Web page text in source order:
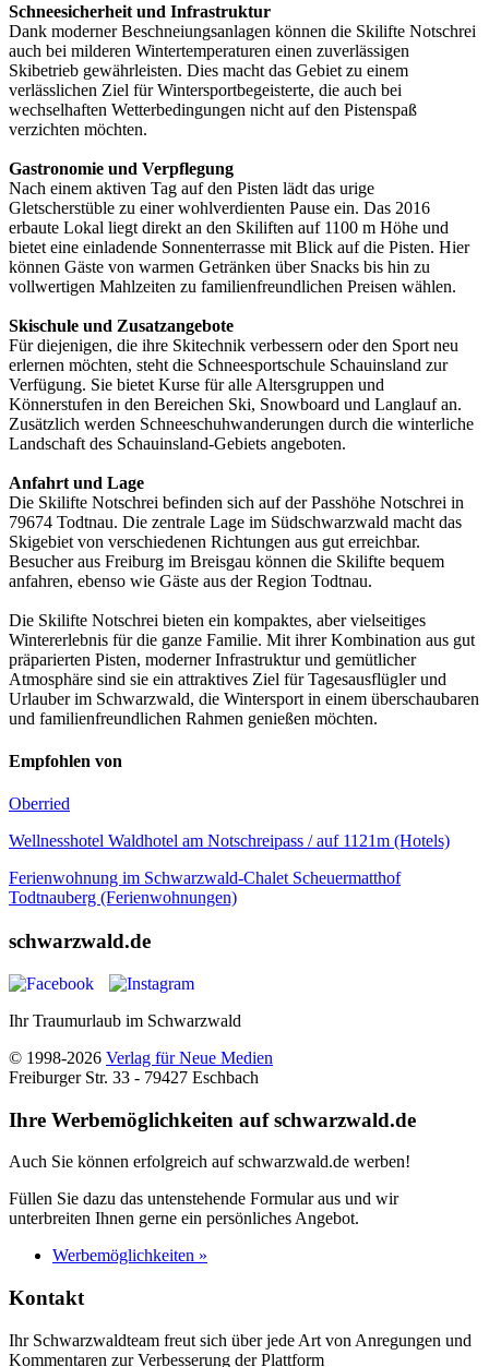
Schneesicherheit und Infrastruktur
Dank moderner Beschneiungsanlagen können die Skilifte Notschrei
auch bei milderen Wintertemperaturen einen zuverlässigen
Skibetrieb gewährleisten. Dies macht das Gebiet zu einem
verlässlichen Ziel für Wintersportbegeisterte, die auch bei
wechselhaften Wetterbedingungen nicht auf den Pistenspaß
verzichten möchten.
Gastronomie und Verpflegung
Nach einem aktiven Tag auf den Pisten lädt das urige
Gletscherstüble zu einer wohlverdienten Pause ein. Das 2016
erbaute Lokal liegt direkt an den Skiliften auf 1100 m Höhe und
bietet eine einladende Sonnenterrasse mit Blick auf die Pisten. Hier
können Gäste von warmen Getränken über Snacks bis hin zu
vollwertigen Mahlzeiten zu familienfreundlichen Preisen wählen.
Skischule und Zusatzangebote
Für diejenigen, die ihre Skitechnik verbessern oder den Sport neu
erlernen möchten, steht die Schneesportschule Schauinsland zur
Verfügung. Sie bietet Kurse für alle Altersgruppen und
Könnerstufen in den Bereichen Ski, Snowboard und Langlauf an.
Zusätzlich werden Schneeschuhwanderungen durch die winterliche
Landschaft des Schauinsland-Gebiets angeboten.
Anfahrt und Lage
Die Skilifte Notschrei befinden sich auf der Passhöhe Notschrei in
79674 Todtnau. Die zentrale Lage im Südschwarzwald macht das
Skigebiet von verschiedenen Richtungen aus gut erreichbar.
Besucher aus Freiburg im Breisgau können die Skilifte bequem
anfahren, ebenso wie Gäste aus der Region Todtnau.
Die Skilifte Notschrei bieten ein kompaktes, aber vielseitiges
Wintererlebnis für die ganze Familie. Mit ihrer Kombination aus gut
präparierten Pisten, moderner Infrastruktur und gemütlicher
Atmosphäre sind sie ein attraktives Ziel für Tagesausflügler und
Urlauber im Schwarzwald, die Wintersport in einem überschaubaren
und familienfreundlichen Rahmen genießen möchten.
Empfohlen von
Oberried
Wellnesshotel Waldhotel am Notschreipass / auf 1121m (Hotels)
Ferienwohnung im Schwarzwald-Chalet Scheuermatthof
Todtnauberg (Ferienwohnungen)
schwarzwald.de
Ihr Traumurlaub im Schwarzwald
© 1998-2026 Verlag für Neue Medien
Freiburger Str. 33 - 79427 Eschbach
Ihre Werbemöglichkeiten auf schwarzwald.de
Auch Sie können erfolgreich auf schwarzwald.de werben!
Füllen Sie dazu das untenstehende Formular aus und wir
unterbreiten Ihnen gerne ein persönliches Angebot.
Werbemöglichkeiten »
Kontakt
Ihr Schwarzwaldteam freut sich über jede Art von Anregungen und
Kommentaren zur Verbesserung der Plattform